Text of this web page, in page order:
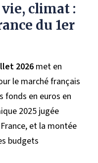
vie, climat :
du 1er
2026 met en
le marché français
fonds en euros en
2025 jugée
et la montée
budgets